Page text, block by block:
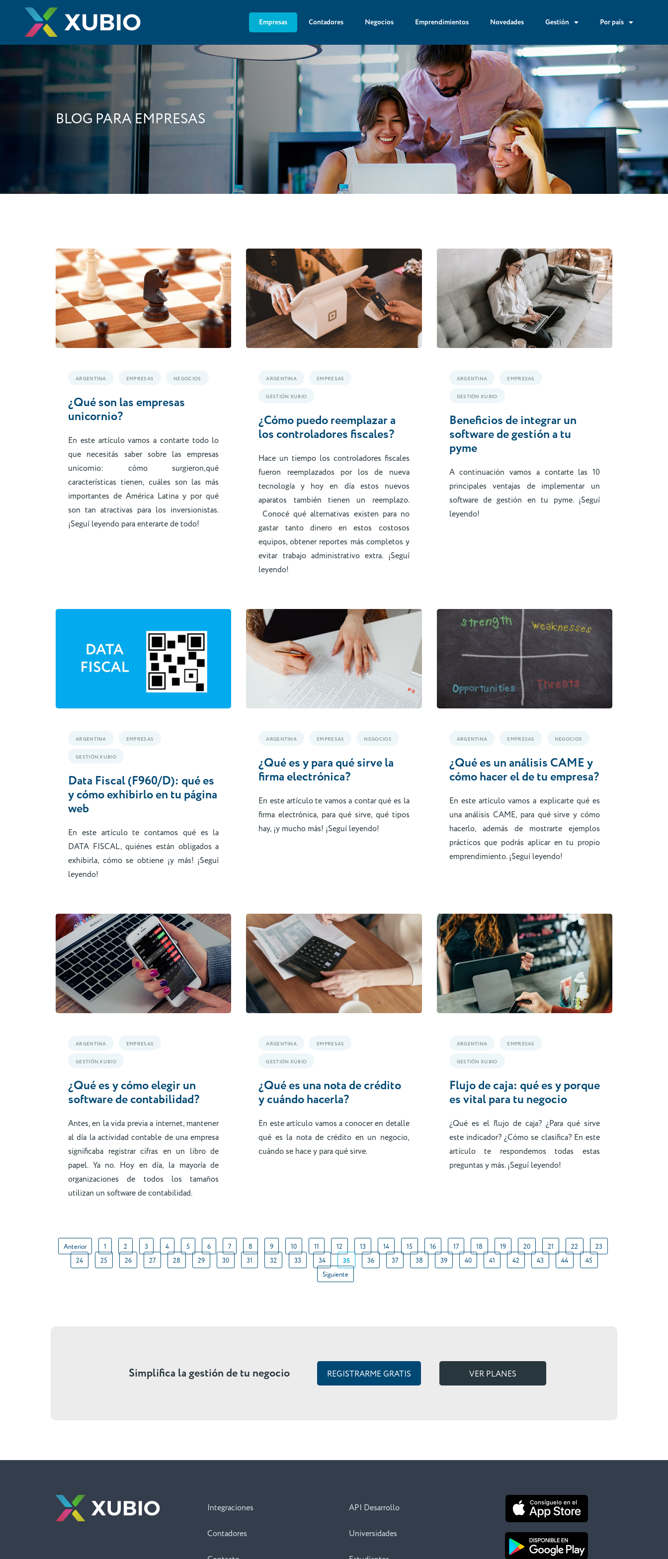
Empresas Contadores Negocios Emprendimientos Novedades Gestión Por país
BLOG PARA EMPRESAS
ARGENTINA EMPRESAS NEGOCIOS
¿Qué son las empresas
unicornio?
En este artículo vamos a contarte todo lo
que necesitás saber sobre las empresas
unicornio: cómo surgieron,qué
características tienen, cuáles son las más
importantes de América Latina y por qué
son tan atractivas para los inversionistas.
¡Seguí leyendo para enterarte de todo!
ARGENTINA EMPRESAS
GESTIÓN XUBIO
¿Cómo puedo reemplazar a
los controladores fiscales?
Hace un tiempo los controladores fiscales
fueron reemplazados por los de nueva
tecnología y hoy en día estos nuevos
aparatos también tienen un reemplazo.
Conocé qué alternativas existen para no
gastar tanto dinero en estos costosos
equipos, obtener reportes más completos y
evitar trabajo administrativo extra. ¡Seguí
leyendo!
ARGENTINA EMPRESAS
GESTIÓN XUBIO
Beneficios de integrar un
software de gestión a tu
pyme
A continuación vamos a contarte las 10
principales ventajas de implementar un
software de gestión en tu pyme. ¡Seguí
leyendo!
ARGENTINA EMPRESAS
GESTIÓN XUBIO
Data Fiscal (F960/D): qué es
y cómo exhibirlo en tu página
web
En este artículo te contamos qué es la
DATA FISCAL, quiénes están obligados a
exhibirla, cómo se obtiene ¡y más! ¡Seguí
leyendo!
ARGENTINA EMPRESAS NEGOCIOS
¿Qué es y para qué sirve la
firma electrónica?
En este artículo te vamos a contar qué es la
firma electrónica, para qué sirve, qué tipos
hay, ¡y mucho más! ¡Seguí leyendo!
ARGENTINA EMPRESAS NEGOCIOS
¿Qué es un análisis CAME y
cómo hacer el de tu empresa?
En este artículo vamos a explicarte qué es
una análisis CAME, para qué sirve y cómo
hacerlo, además de mostrarte ejemplos
prácticos que podrás aplicar en tu propio
emprendimiento. ¡Seguí leyendo!
ARGENTINA EMPRESAS
GESTIÓN XUBIO
¿Qué es y cómo elegir un
software de contabilidad?
Antes, en la vida previa a internet, mantener
al día la actividad contable de una empresa
significaba registrar cifras en un libro de
papel. Ya no. Hoy en día, la mayoría de
organizaciones de todos los tamaños
utilizan un software de contabilidad.
ARGENTINA EMPRESAS
GESTIÓN XUBIO
¿Qué es una nota de crédito
y cuándo hacerla?
En este artículo vamos a conocer en detalle
qué es la nota de crédito en un negocio,
cuándo se hace y para qué sirve.
ARGENTINA EMPRESAS
GESTIÓN XUBIO
Flujo de caja: qué es y porque
es vital para tu negocio
¿Qué es el flujo de caja? ¿Para qué sirve
este indicador? ¿Cómo se clasifica? En este
artículo te respondemos todas estas
preguntas y más. ¡Seguí leyendo!
Anterior 1 2 3 4 5 6 7 8 9 10 11 12 13 14 15 16 17 18 19 20 21 22
23
24
25 26 27 28 29 30 31 32 33 34 35 36 37 38 39 40 41 42 43 44
45
Siguiente
Simplifica la gestión de tu negocio REGISTRARME GRATIS VER PLANES
Integraciones
Contadores
API Desarrollo
Universidades